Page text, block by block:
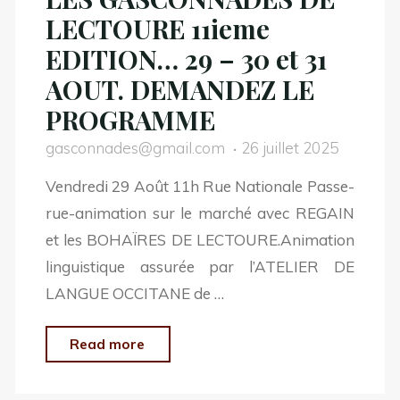
LECTOURE 11ieme
EDITION… 29 – 30 et 31
AOUT. DEMANDEZ LE
PROGRAMME
gasconnades@gmail.com 26 juillet 2025
Vendredi 29 Août 11h Rue Nationale Passe-
rue-animation sur le marché avec REGAIN
et les BOHAÏRES DE LECTOURE.Animation
linguistique assurée par l’ATELIER DE
LANGUE OCCITANE de …
Read more